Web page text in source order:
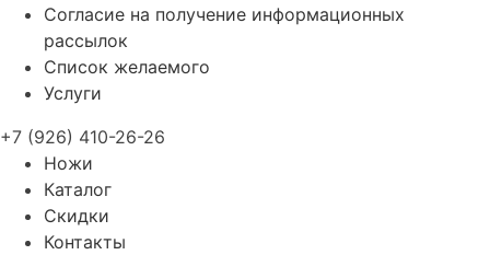
Согласие на получение информационных
рассылок
Список желаемого
Услуги
+7 (926) 410-26-26
Ножи
Каталог
Скидки
Контакты